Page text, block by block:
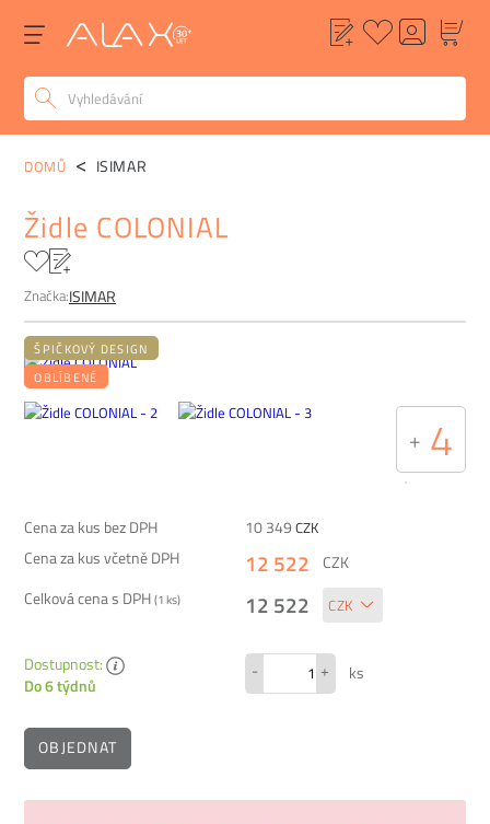
POPIS ALTERNATIVY
DOMŮ ISIMAR
Židle COLONIAL
Značka:ISIMAR
+ 4
ŠPIČKOVÝ DESIGN
OBLÍBENÉ
Cena za kus bez DPH 10 349 CZK
Cena za kus včetně DPH
12 522
CZK
Celková cena s DPH(1ks) 12 522
Dostupnost:
Do 6 týdnů
- + ks
OBJEDNAT